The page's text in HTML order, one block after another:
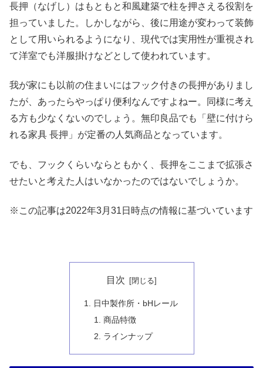
長押（なげし）はもともと和風建築で柱を押さえる役割を
担っていました。しかしながら、後に用途が変わって装飾
として用いられるようになり、現代では実用性が重視され
て洋室でも洋服掛けなどとして使われています。
我が家にも以前の住まいにはフック付きの長押がありまし
たが、あったらやっぱり便利なんですよねー。同様に考え
る方も少なくないのでしょう。無印良品でも「壁に付けら
れる家具 長押」が定番の人気商品となっています。
でも、フックくらいならともかく、長押をここまで拡張さ
せたいと考えた人はいなかったのではないでしょうか。
※この記事は2022年3月31日時点の情報に基づいています
目次
日中製作所・bHレール
商品特徴
ラインナップ